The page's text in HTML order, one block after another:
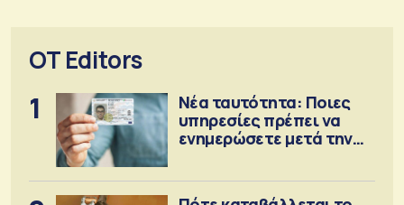
OT Editors
1
Νέα ταυτότητα: Ποιες
υπηρεσίες πρέπει να
ενημερώσετε μετά την